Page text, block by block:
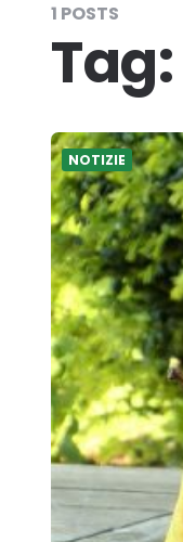
1 POSTS
Tag:
NOTIZIE